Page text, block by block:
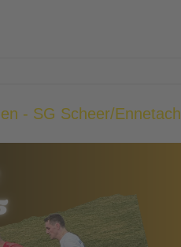
- SG Scheer/Ennetach